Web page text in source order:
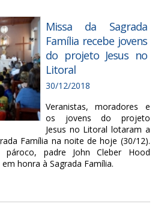
Missa da Sagrada
Família recebe jovens
do projeto Jesus no
Litoral
30/12/2018
Veranistas, moradores e
os jovens do projeto
Jesus no Litoral lotaram a
Família na noite de hoje (30/12).
padre John Cleber Hood
honra à Sagrada Família.